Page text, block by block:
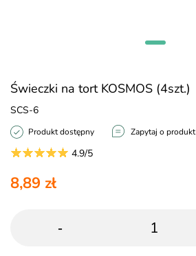
Świeczki na tort KOSMOS (4szt.)
SCS-6
Produkt dostępny Zapytaj o produkt
4.9/5
8,89 zł
-